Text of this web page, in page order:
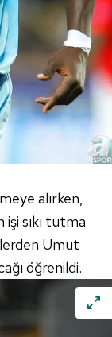
ve sitemizde
ilgili bilgi
alırken,
sıkı tutma
Umut
öğrenildi.